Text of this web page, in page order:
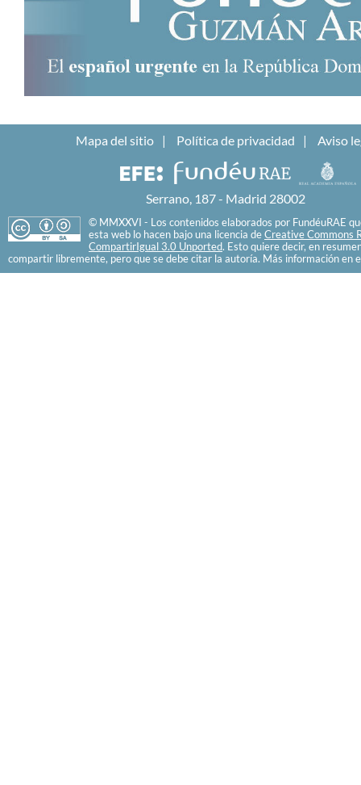
Mapa del sitio Política de privacidad Aviso
Serrano, 187 - Madrid 28002
© MMXXVI - Los contenidos elaborados por FundéuRAE
esta web lo hacen bajo una licencia de Creative Commons
CompartirIgual 3.0 Unported. Esto quiere decir, en
compartir libremente, pero que se debe citar la autoría. Más información en